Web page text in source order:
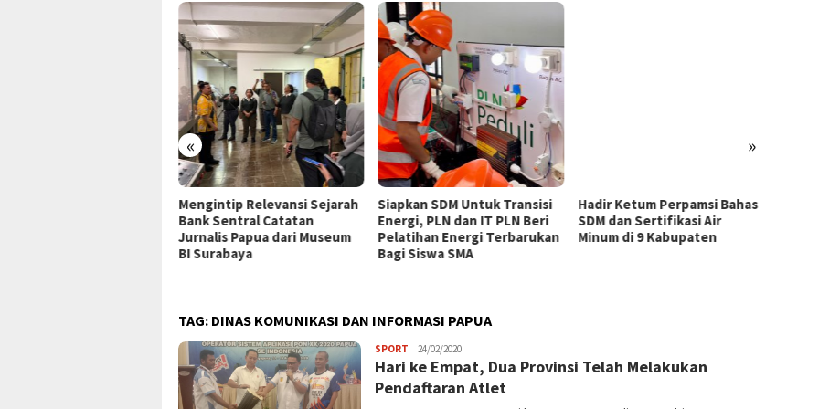
« »
Mengintip Relevansi Sejarah
Bank Sentral Catatan
Jurnalis Papua dari Museum
BI Surabaya
Siapkan SDM Untuk Transisi
Energi, PLN dan IT PLN Beri
Pelatihan Energi Terbarukan
Bagi Siswa SMA
Hadir Ketum Perpamsi Bahas
SDM dan Sertifikasi Air
Minum di 9 Kabupaten
TAG: DINAS KOMUNIKASI DAN INFORMASI PAPUA
SPORT JPatading
24/02/2020
Hari ke Empat, Dua Provinsi Telah Melakukan
Pendaftaran Atlet